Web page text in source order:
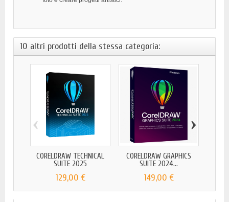
10 altri prodotti della stessa categoria:
CORELDRAW TECHNICAL
SUITE 2025
129,00 €
CORELDRAW GRAPHICS
SUITE 2024...
149,00 €
‹ ›